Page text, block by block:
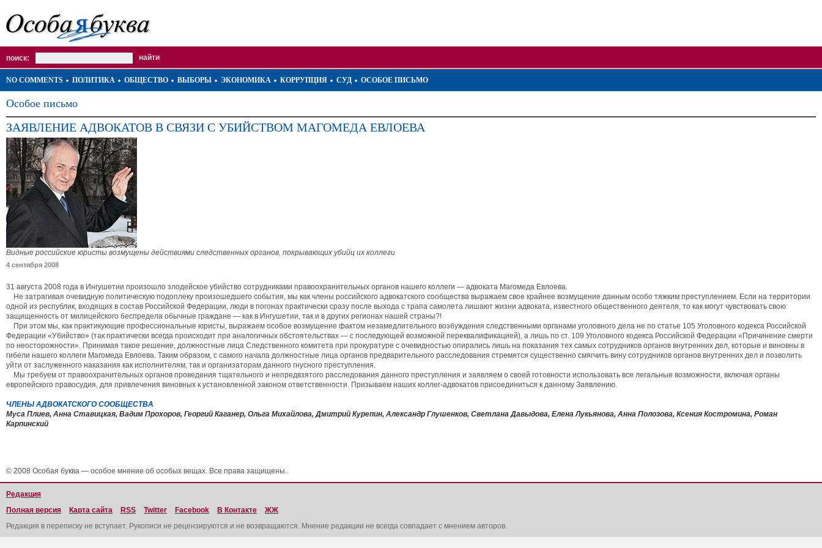
поиск:
NO COMMENTS ПОЛИТИКА ОБЩЕСТВО ВЫБОРЫ ЭКОНОМИКА КОРРУПЦИЯ СУД ОСОБОЕ ПИСЬМО
Особое письмо
ЗАЯВЛЕНИЕ АДВОКАТОВ В СВЯЗИ С УБИЙСТВОМ МАГОМЕДА ЕВЛОЕВА
Видные российские юристы возмущены действиями следственных органов, покрывающих убийц их коллеги
4 сентября 2008
31 августа 2008 года в Ингушетии произошло злодейское убийство сотрудниками правоохранительных органов нашего коллеги — адвоката Магомеда Евлоева.
Не затрагивая очевидную политическую подоплеку произошедшего события, мы как члены российского адвокатского сообщества выражаем свое крайнее возмущение данным особо тяжким преступлением. Если на территории
одной из республик, входящих в состав Российской Федерации, люди в погонах практически сразу после выхода с трапа самолета лишают жизни адвоката, известного общественного деятеля, то как могут чувствовать свою
защищенность от милицейского беспредела обычные граждане — как в Ингушетии, так и в других регионах нашей страны?!
При этом мы, как практикующие профессиональные юристы, выражаем особое возмущение фактом незамедлительного возбуждения следственными органами уголовного дела не по статье 105 Уголовного кодекса Российской
Федерации «Убийство» (так практически всегда происходит при аналогичных обстоятельствах — с последующей возможной переквалификацией), а лишь по ст. 109 Уголовного кодекса Российской Федерации «Причинение смерти
по неосторожности». Принимая такое решение, должностные лица Следственного комитета при прокуратуре с очевидностью опирались лишь на показания тех самых сотрудников органов внутренних дел, которые и виновны в
гибели нашего коллеги Магомеда Евлоева. Таким образом, с самого начала должностные лица органов предварительного расследования стремятся существенно смягчить вину сотрудников органов внутренних дел и позволить
уйти от заслуженного наказания как исполнителям, так и организаторам данного гнусного преступления.
Мы требуем от правоохранительных органов проведения тщательного и непредвзятого расследования данного преступления и заявляем о своей готовности использовать все легальные возможности, включая органы
европейского правосудия, для привлечения виновных к установленной законом ответственности. Призываем наших коллег-адвокатов присоединиться к данному Заявлению.
ЧЛЕНЫ АДВОКАТСКОГО СООБЩЕСТВА
Муса Плиев, Анна Ставицкая, Вадим Прохоров, Георгий Каганер, Ольга Михайлова, Дмитрий Курепин, Александр Глушенков, Светлана Давыдова, Елена Лукьянова, Анна Полозова, Ксения Костромина, Роман
Карпинский
© 2008 Особая буква — особое мнение об особых вещах. Все права защищены.
Редакция
Полная версия
Карта сайта RSS Twitter Facebook В Контакте
ЖЖ
Редакция в переписку не вступает. Рукописи не рецензируются и не возвращаются. Мнение редакции не всегда совпадает с мнением авторов.